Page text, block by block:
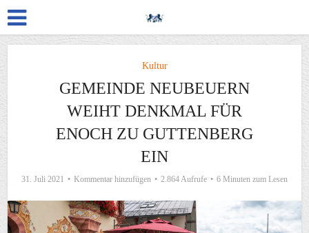
Kultur
GEMEINDE NEUBEUERN
WEIHT DENKMAL FÜR
ENOCH ZU GUTTENBERG
EIN
31. Juli 2021 Kommentar hinzufügen 2.864 Aufrufe 6 Minuten zum Lesen